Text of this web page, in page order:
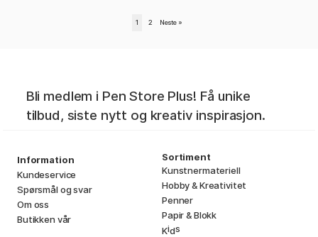
1 2 Neste »
Bli medlem i Pen Store Plus! Få unike
tilbud, siste nytt og kreativ inspirasjon.
Information
Kundeservice
Spørsmål og svar
Om oss
Butikken vår
Sortiment
Kunstnermateriell
Hobby & Kreativitet
Penner
Papir & Blokk
Kids